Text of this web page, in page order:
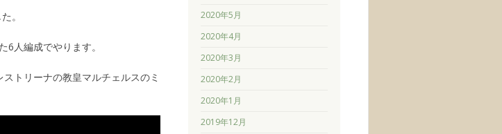
。
人編成でやります。
トリーナの教皇マルチェルスのミ
2020年5月
2020年4月
2020年3月
2020年2月
2020年1月
2019年12月